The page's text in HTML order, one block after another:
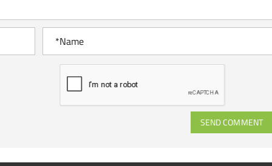
SEND COMMENT